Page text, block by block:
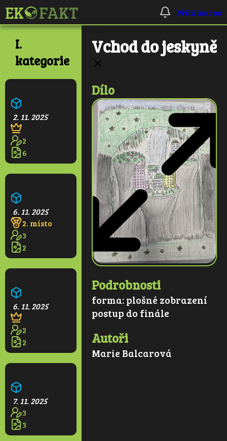
Přihlásit se
I.
kategorie
2. 11. 2025
2
6
6. 11. 2025
2. místo
3
2
6. 11. 2025
2
2
7. 11. 2025
3
3
Vchod do jeskyně
Dílo
Podrobnosti
forma:plošné zobrazení
postup do finále
Autoři
Marie Balcarová